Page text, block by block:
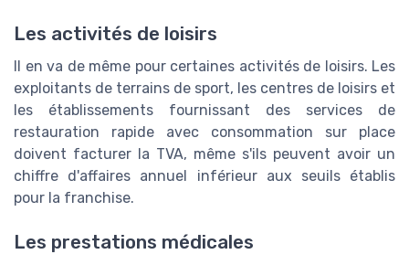
Les activités de loisirs
Il en va de même pour certaines activités de loisirs. Les
exploitants de terrains de sport, les centres de loisirs et
les établissements fournissant des services de
restauration rapide avec consommation sur place
doivent facturer la TVA, même s'ils peuvent avoir un
chiffre d'affaires annuel inférieur aux seuils établis
pour la franchise.
Les prestations médicales